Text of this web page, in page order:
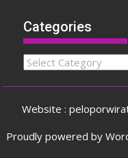
Categories
Categories
Website :
Proudly powered by